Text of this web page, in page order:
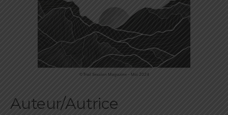
©Trail Session Magazine – Mai 2024
Auteur/Autrice